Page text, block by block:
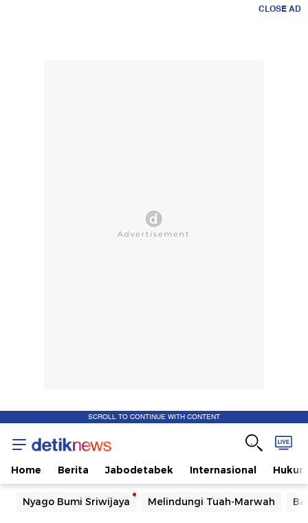
CLOSE AD
SCROLL TO CONTINUE WITH CONTENT
Home Berita Jabodetabek Internasional Hukum
Nyago Bumi Sriwijaya Melindungi Tuah-Marwah